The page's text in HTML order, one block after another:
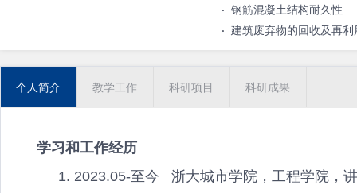
· 钢筋混凝土结构耐久性
· 建筑废弃物的回收及再利
个人简介 教学工作 科研项目 科研成果
学习和工作经历
2023.05-至今 浙大城市学院，工程学院，